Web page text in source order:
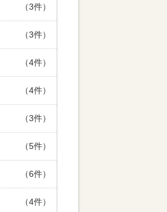
（3件）
（3件）
（4件）
（4件）
（3件）
（5件）
（6件）
（4件）